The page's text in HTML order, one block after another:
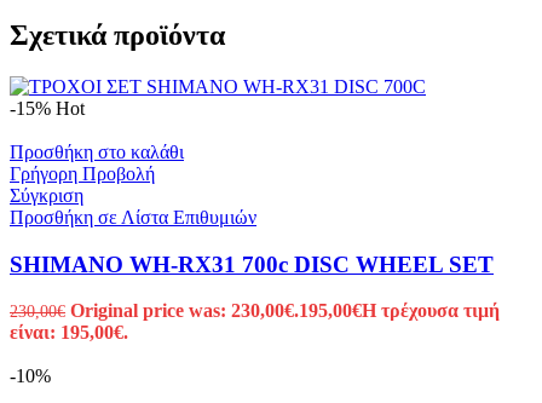
Σχετικά προϊόντα
-15% Hot
Προσθήκη στο καλάθι
Γρήγορη Προβολή
Σύγκριση
Προσθήκη σε Λίστα Επιθυμιών
SHIMANO WH-RX31 700c DISC WHEEL SET
230,00€ Original price was: 230,00€.195,00€Η τρέχουσα τιμή
είναι: 195,00€.
-10%